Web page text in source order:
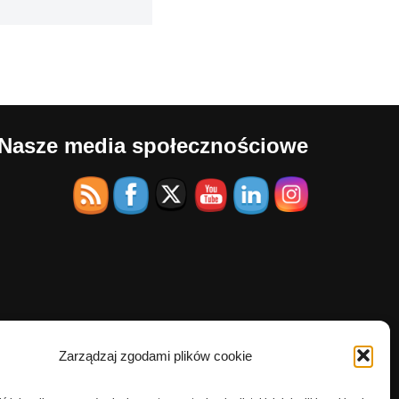
Zarządzaj zgodami plików cookie
media społecznościowe